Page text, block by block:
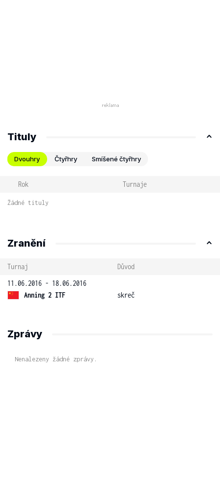
Tituly
Dvouhry Čtyřhry Smíšené čtyřhry
Rok Turnaje
Žádné tituly
Zranění
Turnaj
Důvod
11.06.2016 - 18.06.2016
Anning 2 ITF
skreč
Zprávy
Nenalezeny žádné zprávy.